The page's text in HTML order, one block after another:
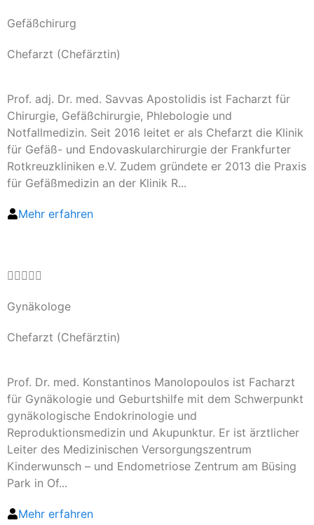
Gefäßchirurg
Chefarzt (Chefärztin)
Prof. adj. Dr. med. Savvas Apostolidis ist Facharzt für
Chirurgie, Gefäßchirurgie, Phlebologie und
Notfallmedizin. Seit 2016 leitet er als Chefarzt die Klinik
für Gefäß- und Endovaskularchirurgie der Frankfurter
Rotkreuzkliniken e.V. Zudem gründete er 2013 die Praxis
für Gefäßmedizin an der Klinik R...
Mehr erfahren

Gynäkologe
Chefarzt (Chefärztin)
Prof. Dr. med. Konstantinos Manolopoulos ist Facharzt
für Gynäkologie und Geburtshilfe mit dem Schwerpunkt
gynäkologische Endokrinologie und
Reproduktionsmedizin und Akupunktur. Er ist ärztlicher
Leiter des Medizinischen Versorgungszentrum
Kinderwunsch – und Endometriose Zentrum am Büsing
Park in Of...
Mehr erfahren